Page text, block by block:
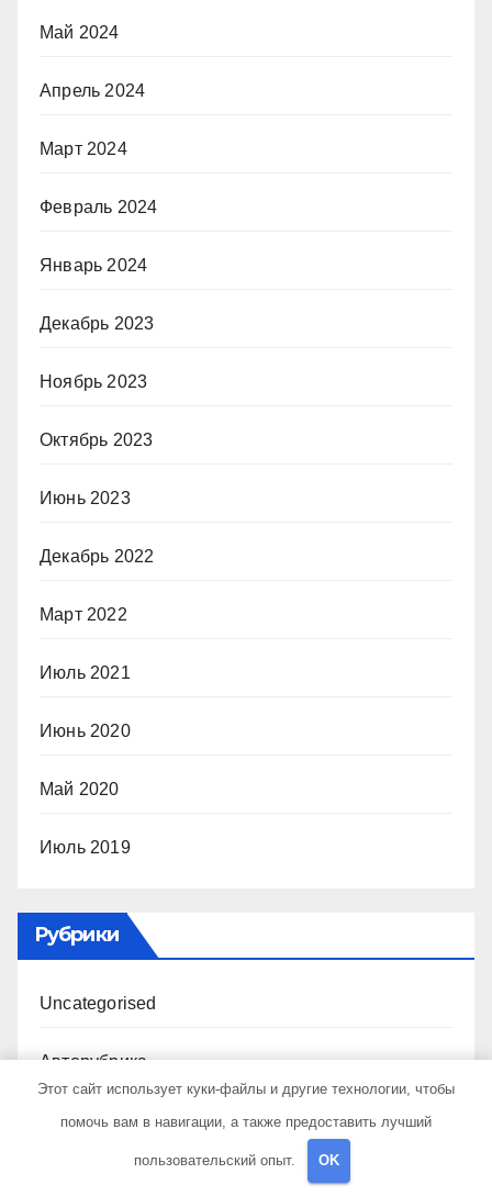
Май 2024
Апрель 2024
Март 2024
Февраль 2024
Январь 2024
Декабрь 2023
Ноябрь 2023
Октябрь 2023
Июнь 2023
Декабрь 2022
Март 2022
Июль 2021
Июнь 2020
Май 2020
Июль 2019
Рубрики
Uncategorised
Авторубрика
Достопримечательности
Этот сайт использует куки-файлы и другие технологии, чтобы
помочь вам в навигации, а также предоставить лучший
пользовательский опыт. OK